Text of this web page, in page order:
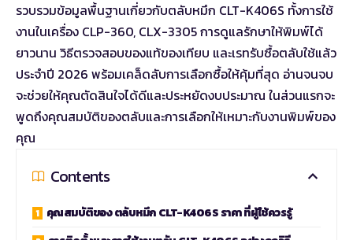
รวบรวมข้อมูลพื้นฐานเกี่ยวกับตลับหมึก CLT-K406S ทั้งการใช้
งานในเครื่อง CLP-360, CLX-3305 การดูแลรักษาให้พิมพ์ได้
ยาวนาน วิธีตรวจสอบของแท้ของเทียบ และเรทรับซื้อตลับใช้แล้ว
ประจำปี 2026 พร้อมเคล็ดลับการเลือกซื้อให้คุ้มที่สุด อ่านจนจบ
จะช่วยให้คุณตัดสินใจได้ดีและประหยัดงบประมาณ ในส่วนแรกจะ
พูดถึงคุณสมบัติของตลับและการเลือกให้เหมาะกับงานพิมพ์ของ
คุณ
Contents
คุณสมบัติของ ตลับหมึก CLT-K406S ราคา ที่ผู้ใช้ควรรู้